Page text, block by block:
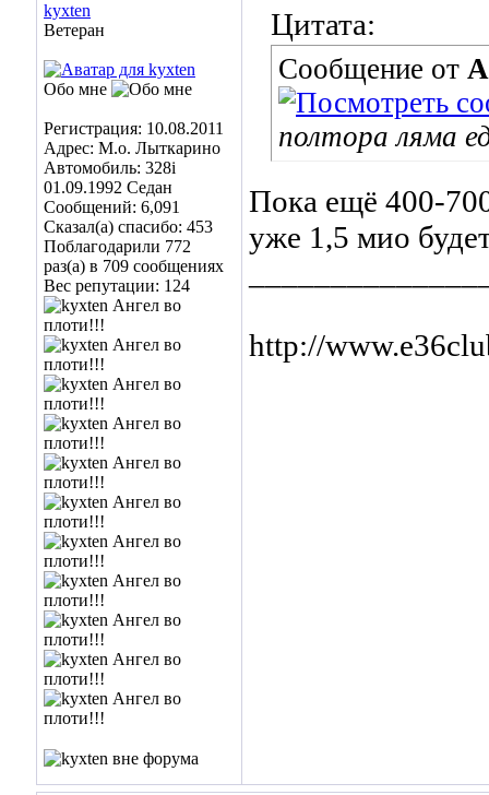
kyxten
Ветеран
Обо мне
Регистрация: 10.08.2011
Адрес: М.о. Лыткарино
Автомобиль: 328i
01.09.1992 Седан
Сообщений: 6,091
Сказал(а) спасибо: 453
Поблагодарили 772
раз(а) в 709 сообщениях
Вес репутации: 124
Цитата:
Сообщение от
полтора ляма
Пока ещё 400-
уже 1,5 мио
http://